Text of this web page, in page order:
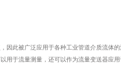
此被广泛应用于各种工业管道介质流体
用于流量测量，还可以作为流量变送器应